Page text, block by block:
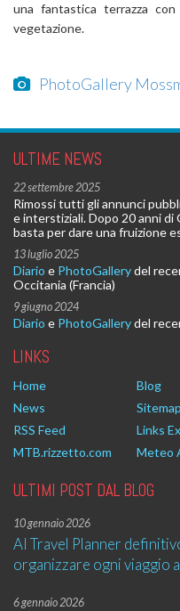
una fantastica terrazza con
vegetazione.
PhotoGallery
ULTIME NEWS
22 settembre 2025
Rimossi tutti gli annunci
e interstiziali. Dopo 20 anni di
basta per dare una fruizione
13 luglio 2025
Diario e PhotoGallerydel
Occitania (Francia)
9 giugno 2024
Diario e PhotoGallerydel
LINKS
Home Blog
News
Sitemap
RSS Feed
Links
MTB.rizzetto.com
Meteo
ULTIMI POST DAL BLOG
10 gennaio 2026
AI Travel Planner
organizzare ogni viaggio
6 gennaio 2026